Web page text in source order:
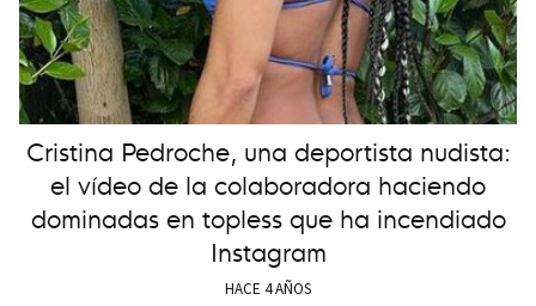
Cristina Pedroche, una deportista nudista:
el vídeo de la colaboradora haciendo
dominadas en topless que ha incendiado
Instagram
HACE 4 AÑOS